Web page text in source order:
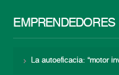
EMPRENDEDORES
La autoeficacia: “motor